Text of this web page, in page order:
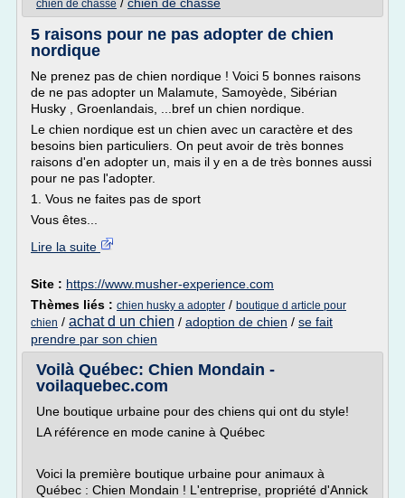
chien de chasse
5 raisons pour ne pas adopter de chien
nordique
Ne prenez pas de chien nordique ! Voici 5 bonnes raisons
de ne pas adopter un Malamute, Samoyède, Sibérian
Husky , Groenlandais, ...bref un chien nordique.
Le chien nordique est un chien avec un caractère et des
besoins bien particuliers. On peut avoir de très bonnes
raisons d'en adopter un, mais il y en a de très bonnes aussi
pour ne pas l'adopter.
1. Vous ne faites pas de sport
Vous êtes...
Lire la suite
Site : https://www.musher-experience.com
Thèmes liés : chien husky a adopter / boutique d article pour
chien / achat d un chien / adoption de chien / se fait
prendre par son chien
Voilà Québec: Chien Mondain -
voilaquebec.com
Une boutique urbaine pour des chiens qui ont du style!
LA référence en mode canine à Québec
Voici la première boutique urbaine pour animaux à
Québec : Chien Mondain ! L'entreprise, propriété d'Annick